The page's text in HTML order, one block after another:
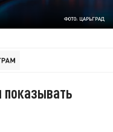
ФОТО: ЦАРЬГРАД